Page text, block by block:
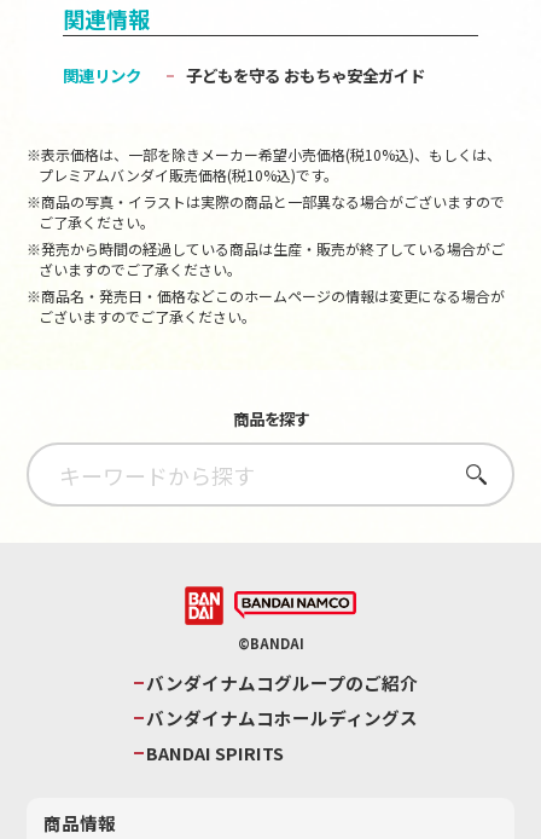
関連情報
関連リンク 子どもを守る おもちゃ安全ガイド
※表示価格は、一部を除きメーカー希望小売価格(税10%込)、もしくは、
プレミアムバンダイ販売価格(税10%込)です。
※商品の写真・イラストは実際の商品と一部異なる場合がございますので
ご了承ください。
※発売から時間の経過している商品は生産・販売が終了している場合がご
ざいますのでご了承ください。
※商品名・発売日・価格などこのホームページの情報は変更になる場合が
ございますのでご了承ください。
商品を探す
さがす
©BANDAI
バンダイナムコグループのご紹介
バンダイナムコホールディングス
BANDAI SPIRITS
商品情報